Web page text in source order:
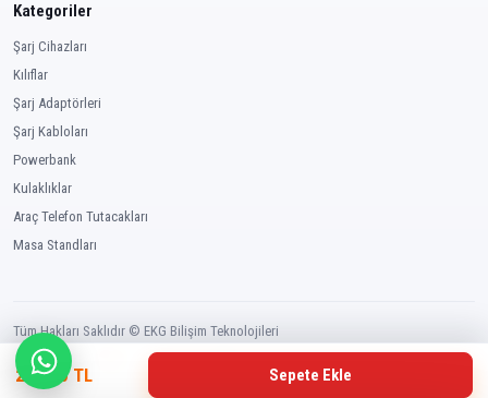
249,00 TL Sepete Ekle
Kategoriler
Şarj Cihazları
Kılıflar
Şarj Adaptörleri
Şarj Kabloları
Powerbank
Kulaklıklar
Araç Telefon Tutacakları
Masa Standları
Tüm Hakları Saklıdır © EKG Bilişim Teknolojileri